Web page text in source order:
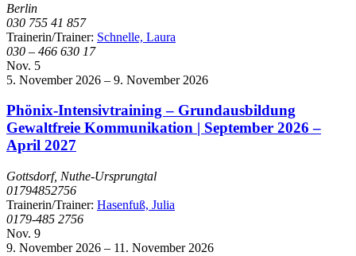
Berlin
030 755 41 857
Trainerin/Trainer: Schnelle, Laura
030 – 466 630 17
Nov. 5
5. November 2026 – 9. November 2026
Phönix-Intensivtraining – Grundausbildung
Gewaltfreie Kommunikation | September 2026 –
April 2027
Gottsdorf, Nuthe-Ursprungtal
01794852756
Trainerin/Trainer: Hasenfuß, Julia
0179-485 2756
Nov. 9
9. November 2026 – 11. November 2026